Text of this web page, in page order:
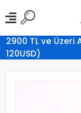
2900 TL ve Üzeri
120USD)